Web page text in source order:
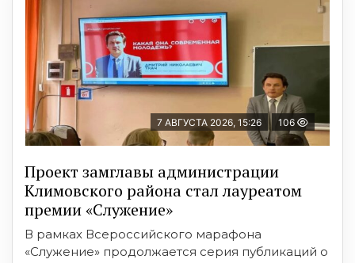
7 АВГУСТА 2026, 15:26 106
Проект замглавы администрации
Климовского района стал лауреатом
премии «Служение»
В рамках Всероссийского марафона
«Служение» продолжается серия публикаций о